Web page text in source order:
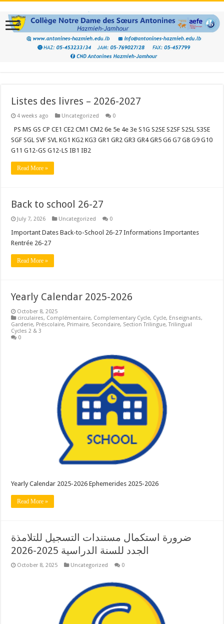
Listes des livres – 2026-2027
4 weeks ago Uncategorized 0
PS MS GS CP CE1 CE2 CM1 CM2 6e 5e 4e 3e S1G S2SE S2SF S2SL S3SE
SGF SGL SVF SVL KG1 KG2 KG3 GR1 GR2 GR3 GR4 GR5 G6 G7 G8 G9 G10
G11 G12-GS G12-LS IB1 IB2
Read More »
Back to school 26-27
July 7, 2026 Uncategorized 0
Important Dates Back-to-School 26-27 Informations Importantes
Rentrée 26-27
Read More »
Yearly Calendar 2025-2026
October 8, 2025
circulaires, Complémentaire, Complementary Cycle, Cycle, Enseignants,
Garderie, Préscolaire, Primaire, Secondaire, Section Trilingue,Trilingual
Cycles 2 & 3
0
Yearly Calendar 2025-2026 Ephemerides 2025-2026
Read More »
ضرورة استكمال مستندات التسجيل للتلامذة
الجدد للسنة الدراسية 2025-2026
October 8, 2025 Uncategorized 0